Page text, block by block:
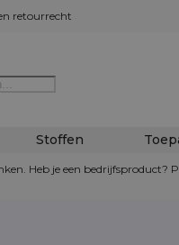
retourrecht
Stoffen
Heb je een bedrijfsproduct?